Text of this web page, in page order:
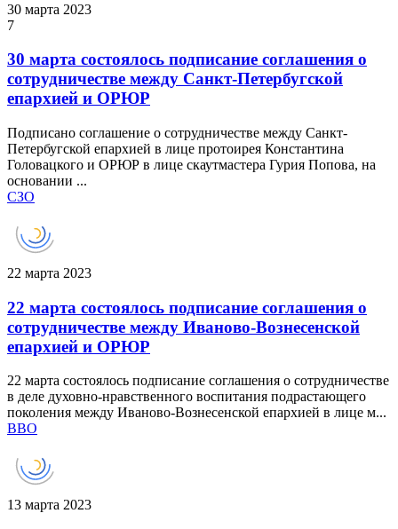
30 марта 2023
7
30 марта состоялось подписание соглашения о
сотрудничестве между Санкт-Петербугской
епархией и ОРЮР
Подписано соглашение о сотрудничестве между Санкт-
Петербугской епархией в лице протоирея Константина
Головацкого и ОРЮР в лице скаутмастера Гурия Попова, на
основании ...
СЗО
22 марта 2023
22 марта состоялось подписание соглашения о
сотрудничестве между Иваново-Вознесенской
епархией и ОРЮР
22 марта состоялось подписание соглашения о сотрудничестве
в деле духовно-нравственного воспитания подрастающего
поколения между Иваново-Вознесенской епархией в лице м...
ВВО
13 марта 2023